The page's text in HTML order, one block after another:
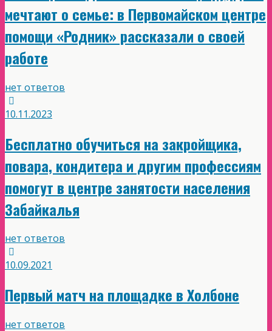
мечтают о семье: в Первомайском центре
помощи «Родник» рассказали о своей
работе
нет ответов
10.11.2023
Бесплатно обучиться на закройщика,
повара, кондитера и другим профессиям
помогут в центре занятости населения
Забайкалья
нет ответов
10.09.2021
Первый матч на площадке в Холбоне
нет ответов